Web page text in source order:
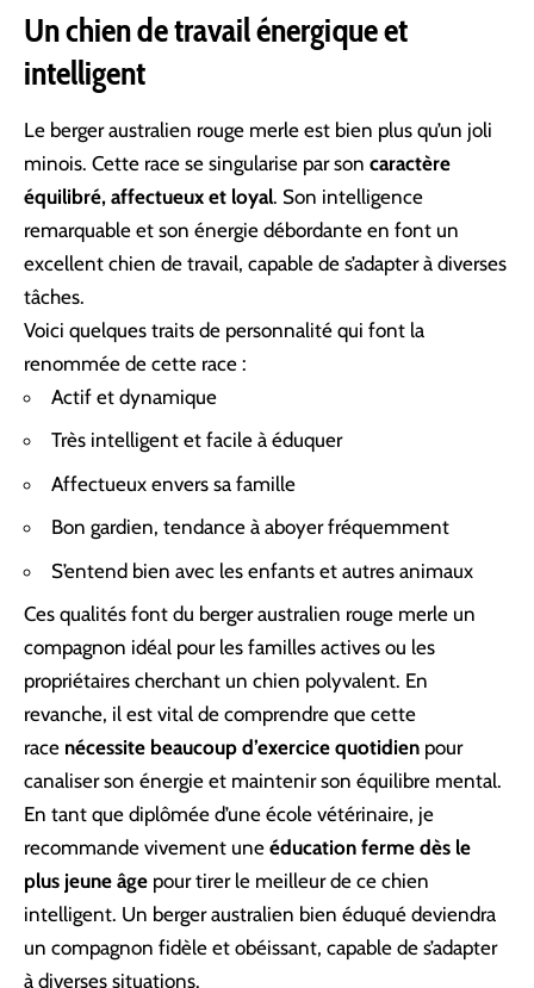
Un chien de travail énergique et
intelligent
Le berger australien rouge merle est bien plus qu’un joli
minois. Cette race se singularise par son caractère
équilibré, affectueux et loyal. Son intelligence
remarquable et son énergie débordante en font un
excellent chien de travail, capable de s’adapter à diverses
tâches.
Voici quelques traits de personnalité qui font la
renommée de cette race :
Actif et dynamique
Très intelligent et facile à éduquer
Affectueux envers sa famille
Bon gardien, tendance à aboyer fréquemment
S’entend bien avec les enfants et autres animaux
Ces qualités font du berger australien rouge merle un
compagnon idéal pour les familles actives ou les
propriétaires cherchant un chien polyvalent. En
revanche, il est vital de comprendre que cette
race nécessite beaucoup d’exercice quotidien pour
canaliser son énergie et maintenir son équilibre mental.
En tant que diplômée d’une école vétérinaire, je
recommande vivement une éducation ferme dès le
plus jeune âge pour tirer le meilleur de ce chien
intelligent. Un berger australien bien éduqué deviendra
un compagnon fidèle et obéissant, capable de s’adapter
à diverses situations.